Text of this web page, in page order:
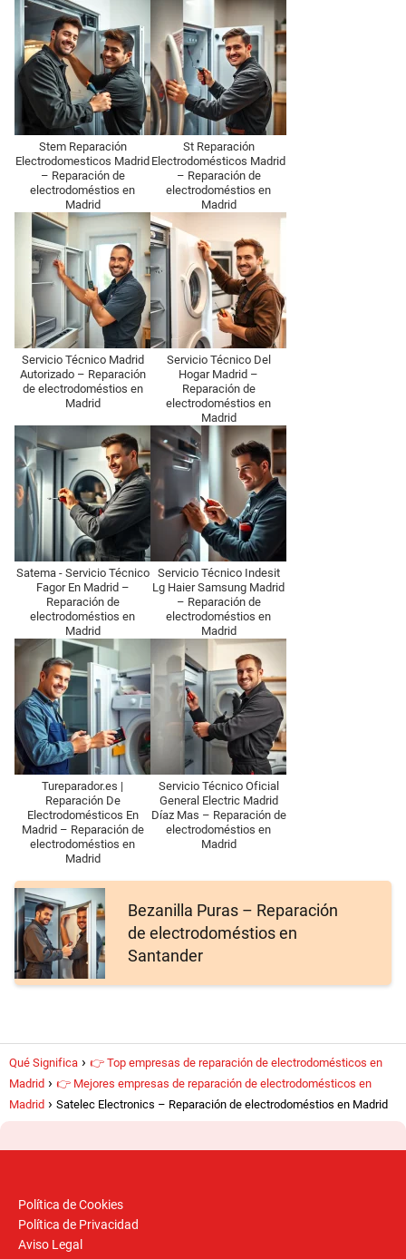
Stem Reparación
Electrodomesticos Madrid
– Reparación de
electrodoméstios en
Madrid
St Reparación
Electrodomésticos Madrid
– Reparación de
electrodoméstios en
Madrid
Servicio Técnico Madrid
Autorizado – Reparación
de electrodoméstios en
Madrid
Servicio Técnico Del
Hogar Madrid –
Reparación de
electrodoméstios en
Madrid
Satema - Servicio Técnico
Fagor En Madrid –
Reparación de
electrodoméstios en
Madrid
Servicio Técnico Indesit
Lg Haier Samsung Madrid
– Reparación de
electrodoméstios en
Madrid
Tureparador.es |
Reparación De
Electrodomésticos En
Madrid – Reparación de
electrodoméstios en
Madrid
Servicio Técnico Oficial
General Electric Madrid
Díaz Mas – Reparación de
electrodoméstios en
Madrid
Bezanilla Puras – Reparación
de electrodoméstios en
Santander
Qué Significa
👉 Top empresas de reparación de electrodomésticos en
Madrid
👉 Mejores empresas de reparación de electrodomésticos en
Madrid
Satelec Electronics – Reparación de electrodoméstios en Madrid
Política de Cookies
Política de Privacidad
Aviso Legal